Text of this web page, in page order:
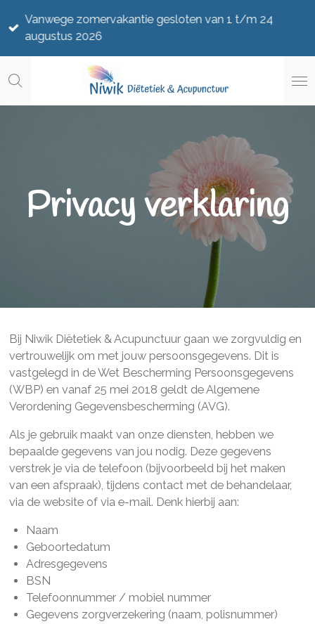
direct
hoofdinhoud
Vanwege zomervakantie gesloten van 1 t/m 24
augustus 2026
Privacy verklaring
Bij Niwik Diëtetiek & Acupunctuur gaan we zorgvuldig en
vertrouwelijk om met jouw persoonsgegevens. Dit is
vastgelegd in de Wet Bescherming Persoonsgegevens
(WBP) en vanaf 25 mei 2018 geldt de Algemene
Verordening Gegevensbescherming (AVG).
Als je gebruik maakt van onze diensten, hebben we
bepaalde gegevens van jou nodig. Deze gegevens
verstrek je via de telefoon (bijvoorbeeld bij het maken
van een afspraak), tijdens contact met de behandelaar,
via de website of via e-mail. Denk hierbij aan:
Naam
Geboortedatum
Adresgegevens
BSN
Telefoonnummer / mobiel nummer
Gegevens zorgverzekering (naam, polisnummer)